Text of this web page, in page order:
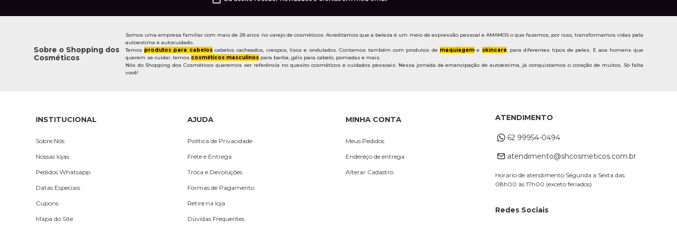
Sobre o Shopping dos
Cosméticos
Somos uma empresa familiar com mais de 28 anos no varejo de cosméticos. Acreditamos que a beleza é um meio de expressão pessoal e AMAMOS o que fazemos, por isso, transformamos vidas pela
autoestima e autocuidado.
Temos produtos para cabeloscabelos cacheados, crespos, lisos e ondulados. Contamos também com produtos de maquiageme skincare, para diferentes tipos de peles. E aos homens que
querem se cuidar, temos cosméticos masculinospara barba, géis para cabelo, pomadas e mais.
Nós do Shopping dos Cosméticos queremos ser referência no quesito cosméticos e cuidados pessoais. Nessa jornada de emancipação de autoestima, já conquistamos o coração de muitos. Só falta
você!
INSTITUCIONAL
Sobre Nós
Nossas lojas
Pedidos Whatsapp
Datas Especiais
Cupons
Mapa do Site
AJUDA
Política de Privacidade
Frete e Entrega
Troca e Devoluções
Formas de Pagamento
Retire na loja
Dúvidas Frequentes
MINHA CONTA
Meus Pedidos
Endereço de entrega
Alterar Cadastro
ATENDIMENTO
62 99954-0494
atendimento@shcosmeticos.com.br
Horário de atendimento Segunda a Sexta das
08h00 às 17h00 (exceto feriados)
Redes Sociais